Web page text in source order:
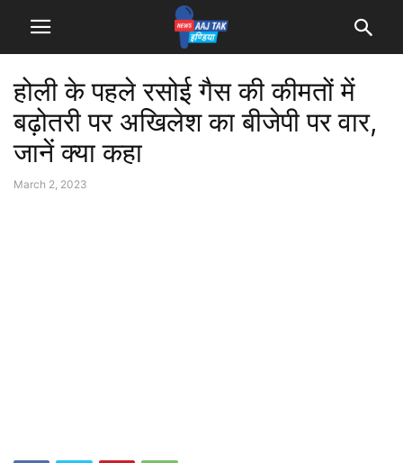
होली के पहले रसोई गैस की कीमतों में
बढ़ोतरी पर अखिलेश का बीजेपी पर वार,
जानें क्या कहा
March 2, 2023